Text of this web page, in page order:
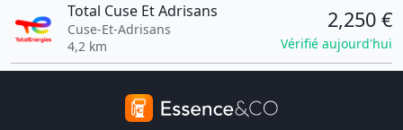
Total Cuse Et Adrisans
Cuse-Et-Adrisans
4,2 km
2,250 €
Vérifié aujourd'hui